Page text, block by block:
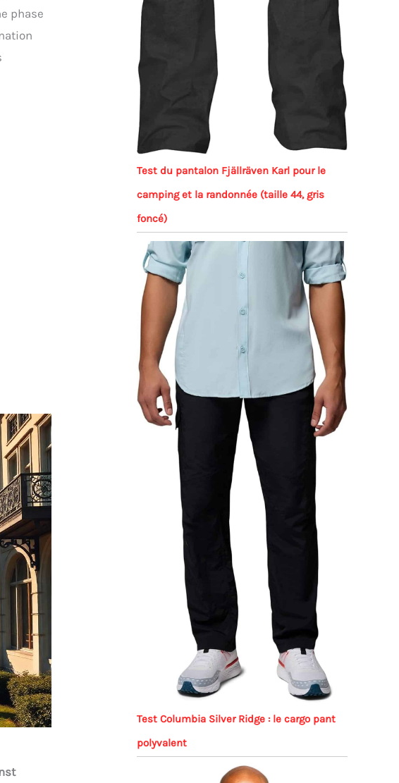
phase
Test du pantalon Fjällräven Karl pour le
camping et la randonnée (taille 44, gris
foncé)
Test Columbia Silver Ridge : le cargo pant
polyvalent